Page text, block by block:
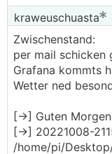
kraweuschuasta
Zwischenstand:
per mail schicken
Grafana kommts
Wetter ned
[->] Guten
[->] 20221008-
/home/pi/